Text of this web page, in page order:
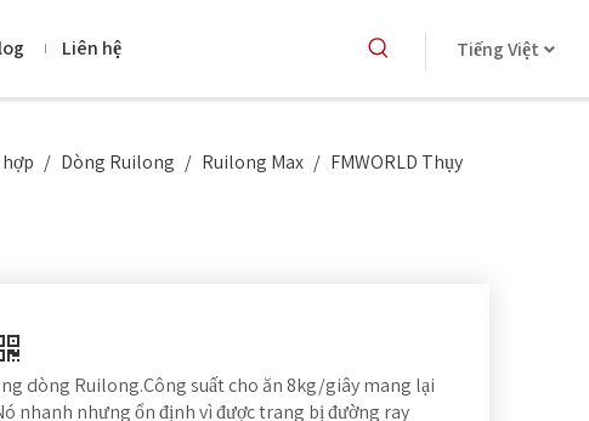
Liên hệ Tiếng Việt
/ Dòng Ruilong / Ruilong Max / FMWORLD Thụy
dòng Ruilong.Công suất cho ăn 8kg/giây mang lại
nhanh nhưng ổn định vì được trang bị đường ray